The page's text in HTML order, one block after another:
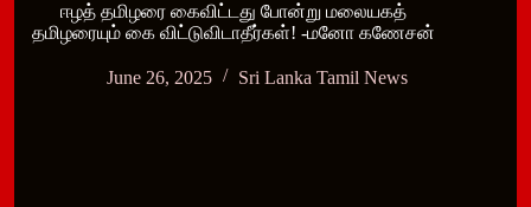
ஈழத் தமிழரை கைவிட்டது போன்று மலையகத்
தமிழரையும் கை விட்டுவிடாதீர்கள்! -மனோ கணேசன்
June 26, 2025 Sri Lanka Tamil News